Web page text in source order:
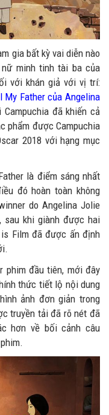
gia bất kỳ vai diễn nào
minh tinh tài ba của
với khán giả với vị trí:
My Father của Angelina
Campuchia đã khiến cả
phẩm được Campuchia
2018 với hạng mục
là điểm sáng nhất
đó hoàn toàn không
do Angelina Jolie
sau khi giành được hai
Film đã được ấn định
phim đầu tiên, mới đây
thức tiết lộ nội dung
ảnh đơn giản trong
truyền tải đã rõ nét đã
hơn về bối cảnh câu